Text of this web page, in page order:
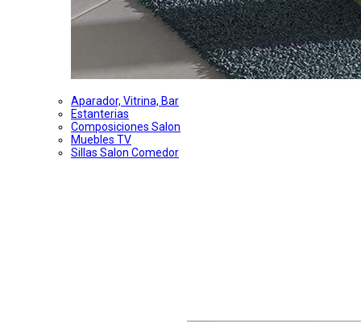
Aparador, Vitrina, Bar
Estanterias
Composiciones Salon
Muebles TV
Sillas Salon Comedor